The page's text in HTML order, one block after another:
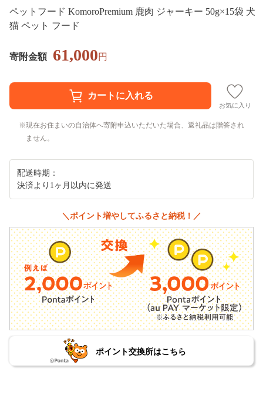
ペットフード KomoroPremium 鹿肉 ジャーキー 50g×15袋 犬
猫 ペット フード
寄附金額 61,000円
お気に入り
現在お住まいの自治体へ寄附申込いただいた場合、返礼品は贈答され
ません。
配送時期：
決済より1ヶ月以内に発送
＼ポイント増やしてふるさと納税！／
ポイント交換所はこちら